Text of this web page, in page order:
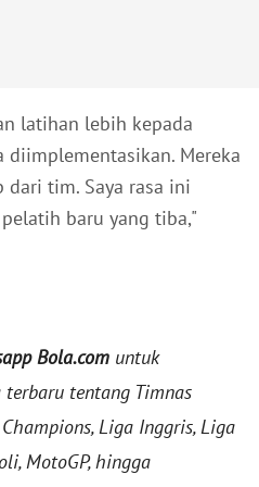
latihan lebih kepada
Mereka
tim. Saya rasa ini
baru yang tiba,"
Bola.com untuk
tentang Timnas
Liga Inggris, Liga
MotoGP, hingga